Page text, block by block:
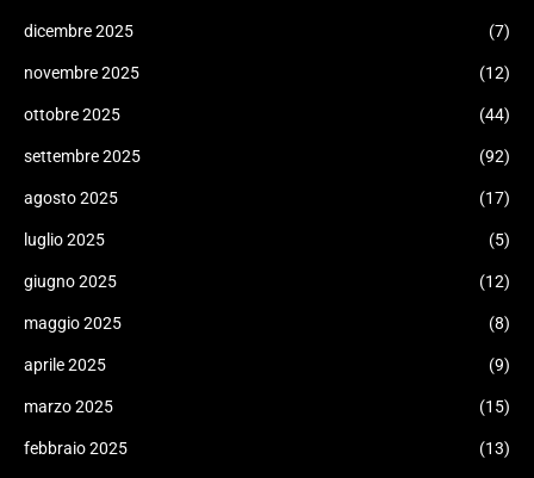
dicembre 2025 (7)
novembre 2025 (12)
ottobre 2025 (44)
settembre 2025 (92)
agosto 2025 (17)
luglio 2025 (5)
giugno 2025 (12)
maggio 2025 (8)
aprile 2025 (9)
marzo 2025 (15)
febbraio 2025 (13)